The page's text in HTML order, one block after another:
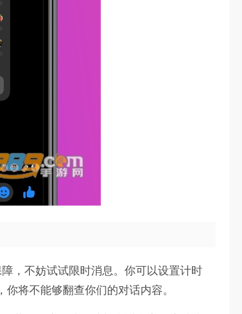
，不妨试试限时消息。你可以设置计时
将不能够翻查你们的对话内容。